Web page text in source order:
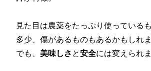
見た目は農薬をたっぷり使っている
多少、傷があるものもあるかもしれま
でも、 美味しさ と安全には変えられ